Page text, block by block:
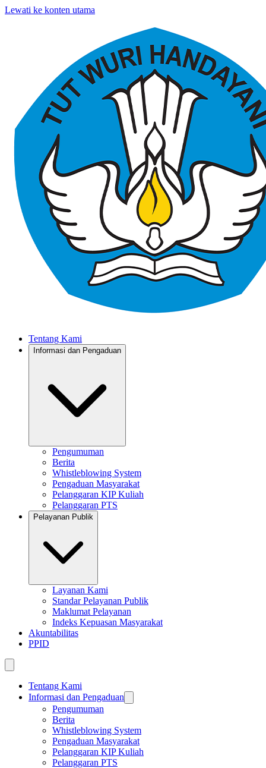
Lewati ke konten utama
Tentang Kami
Informasi dan Pengaduan
Pengumuman
Berita
Whistleblowing System
Pengaduan Masyarakat
Pelanggaran KIP Kuliah
Pelanggaran PTS
Pelayanan Publik
Layanan Kami
Standar Pelayanan Publik
Maklumat Pelayanan
Indeks Kepuasan Masyarakat
Akuntabilitas
PPID
Tentang Kami
Informasi dan Pengaduan
Pengumuman
Berita
Whistleblowing System
Pengaduan Masyarakat
Pelanggaran KIP Kuliah
Pelanggaran PTS